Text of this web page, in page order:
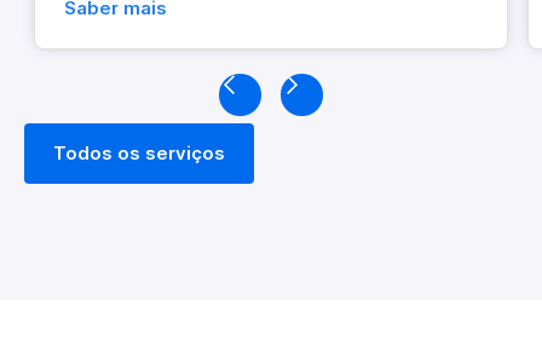
Saber mais
Todos os serviços